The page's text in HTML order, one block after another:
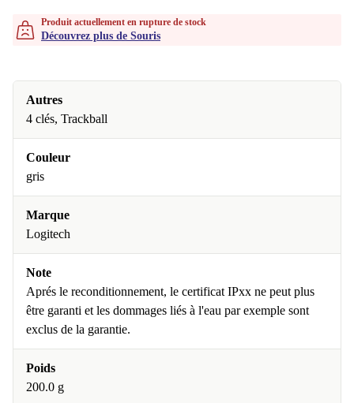
Produit actuellement en rupture de stock
Découvrez plus de Souris
Autres
4 clés, Trackball
Couleur
gris
Marque
Logitech
Note
Aprés le reconditionnement, le certificat IPxx ne peut plus
être garanti et les dommages liés à l'eau par exemple sont
exclus de la garantie.
Poids
200.0 g